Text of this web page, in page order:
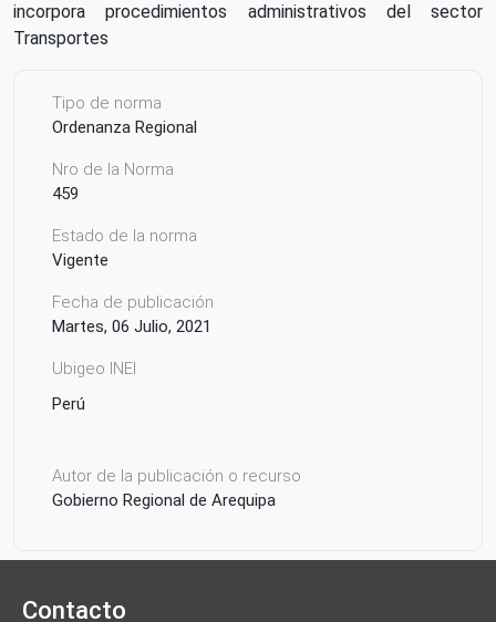
incorpora procedimientos administrativos del sector
Transportes
Tipo de norma
Ordenanza Regional
Nro de la Norma
459
Estado de la norma
Vigente
Fecha de publicación
Martes, 06 Julio, 2021
Ubigeo INEI
Perú
Autor de la publicación o recurso
Gobierno Regional de Arequipa
Contacto